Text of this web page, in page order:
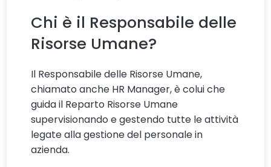
Chi è il Responsabile delle
Risorse Umane?
Il Responsabile delle Risorse Umane,
chiamato anche HR Manager, è colui che
guida il Reparto Risorse Umane
supervisionando e gestendo tutte le attività
legate alla gestione del personale in
azienda.